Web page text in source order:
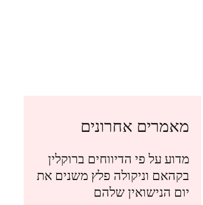
מאמרים אחרונים
מדוע על פי הדיווחים ברוקלין
בקהאם וניקולה פלץ משנים את
יום הנישואין שלהם